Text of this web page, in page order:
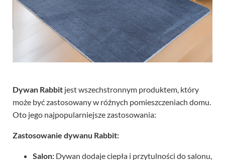
Dywan Rabbit jest wszechstronnym produktem, który
może być zastosowany w różnych pomieszczeniach domu.
Oto jego najpopularniejsze zastosowania:
Zastosowanie dywanu Rabbit:
Salon: Dywan dodaje ciepła i przytulności do salonu,